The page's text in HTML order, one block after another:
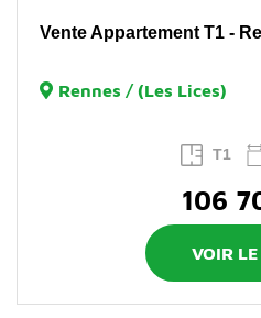
Vente Appartement T1 -
Rennes / (Les Lices)
T1
106
VOIR